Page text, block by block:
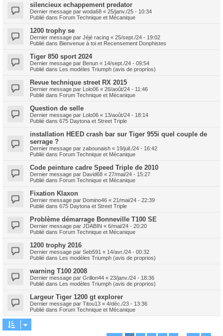
silencieux echappement predator
Dernier message par woda68 « 25/janv./25 - 10:34
Publié dans Forum Technique et Mécanique
1200 trophy se
Dernier message par Jéjé racing « 25/sept./24 - 19:02
Publié dans Bienvenue à toi et Recensement Donphistes
Tiger 850 sport 2024
Dernier message par Benun « 14/sept./24 - 09:54
Publié dans Les modèles Triumph (avis de proprios)
Revue technique street RX 2015
Dernier message par Lolo06 « 26/août/24 - 11:46
Publié dans Forum Technique et Mécanique
Question de selle
Dernier message par Lolo06 « 13/août/24 - 18:14
Publié dans 675 Daytona et Street Triple
installation HEED crash bar sur Tiger 955i quel couple de
serrage ?
Dernier message par zabounaish « 19/juil./24 - 16:42
Publié dans Forum Technique et Mécanique
Code peinture cadre Speed Triple de 2010
Dernier message par David68 « 27/mai/24 - 15:27
Publié dans Forum Technique et Mécanique
Fixation Klaxon
Dernier message par Domino46 « 21/mai/24 - 22:39
Publié dans 675 Daytona et Street Triple
Problème démarrage Bonneville T100 SE
Dernier message par JDABIN « 6/mai/24 - 20:20
Publié dans Forum Technique et Mécanique
1200 trophy 2016
Dernier message par Seb591 « 14/avr./24 - 00:32
Publié dans Les modèles Triumph (avis de proprios)
warning T100 2008
Dernier message par Grillon44 « 23/janv./24 - 18:36
Publié dans Les modèles Triumph (avis de proprios)
Largeur Tiger 1200 gt explorer
Dernier message par Titou13 « 4/déc./23 - 13:36
Publié dans Forum Technique et Mécanique